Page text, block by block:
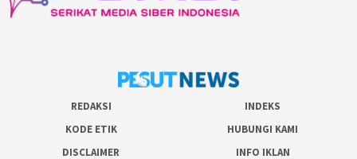
REDAKSI
INDEKS
KODE ETIK
HUBUNGI KAMI
DISCLAIMER
INFO IKLAN